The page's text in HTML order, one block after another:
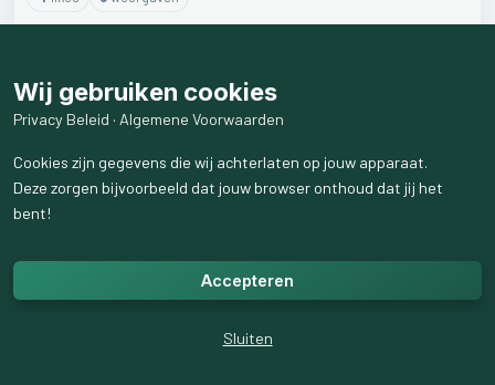
Wij gebruiken cookies
Privacy Beleid · Algemene Voorwaarden
Cookies zijn gegevens die wij achterlaten op jouw apparaat.
Deze zorgen bijvoorbeeld dat jouw browser onthoud dat jij het
bent!
Accepteren
Sluiten